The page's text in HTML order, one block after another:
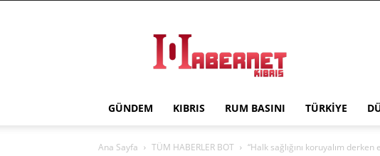
Kıbrıs
GÜNDEM KIBRIS RUM BASINI TÜRKIYE
Ana Sayfa TÜM HABERLER BOT “Halk sağlığını koruyalım